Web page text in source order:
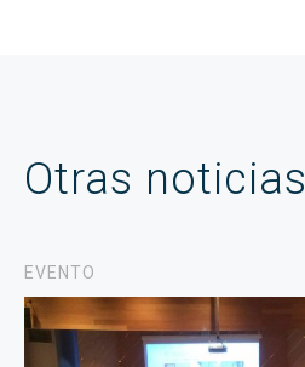
Otras noticias
EVENTO